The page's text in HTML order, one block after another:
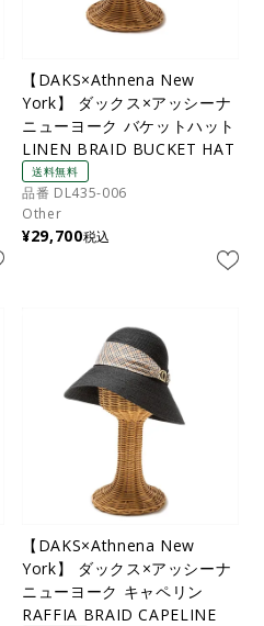
【DAKS×Athnena New
York】 ダックス×アッシーナ
ニューヨーク バケットハット
LINEN BRAID BUCKET HAT
送料無料
品番 DL435-006
Other
¥29,700税込
【DAKS×Athnena New
York】 ダックス×アッシーナ
ニューヨーク キャペリン
RAFFIA BRAID CAPELINE